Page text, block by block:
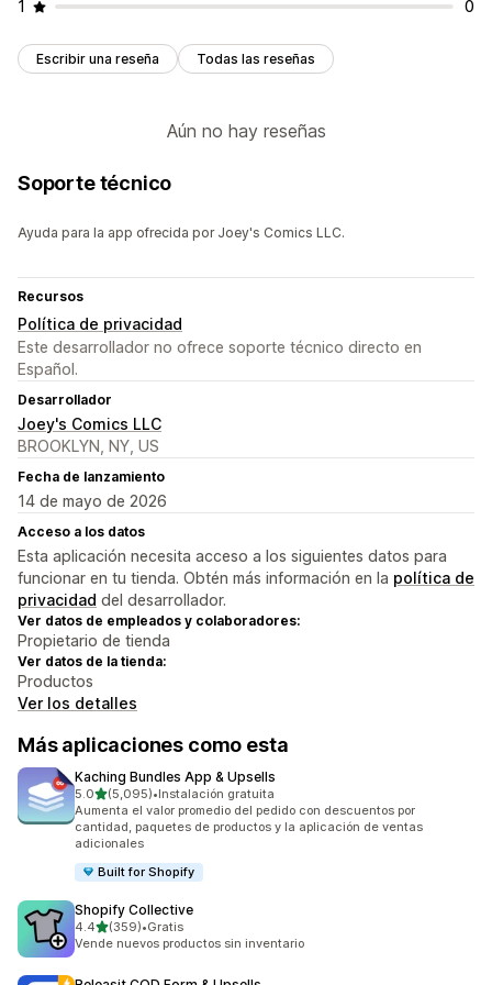
1 0
Escribir una reseña Todas las reseñas
Aún no hay reseñas
Soporte técnico
Ayuda para la app ofrecida por Joey's Comics LLC.
Recursos
Política de privacidad
Este desarrollador no ofrece soporte técnico directo en
Español.
Desarrollador
Joey's Comics LLC
BROOKLYN, NY, US
Fecha de lanzamiento
14 de mayo de 2026
Acceso a los datos
Esta aplicación necesita acceso a los siguientes datos para
funcionar en tu tienda. Obtén más información en la política de
privacidad del desarrollador.
Ver datos de empleados y colaboradores:
Propietario de tienda
Ver datos de la tienda:
Productos
Ver los detalles
Más aplicaciones como esta
Kaching Bundles App & Upsells
5.0de 5 estrellas
(5,095)
5095 reseñas en total
•Instalación gratuita
Aumenta el valor promedio del pedido con descuentos por
cantidad, paquetes de productos y la aplicación de ventas
adicionales
Built for Shopify
Shopify Collective
4.4de 5 estrellas
(359)
359 reseñas en total
•Gratis
Vende nuevos productos sin inventario